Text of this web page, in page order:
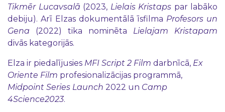
Tikmēr Lucavsalā (2023, Lielais Kristaps par labāko
debiju). Arī Elzas dokumentālā īsfilma Profesors un
Gena (2022) tika nominēta Lielajam Kristapam
divās kategorijās.
Elza ir piedalījusies MFI Script 2 Film darbnīcā, Ex
Oriente Film profesionalizācijas programmā,
Midpoint Series Launch 2022 un Camp
4Science2023.